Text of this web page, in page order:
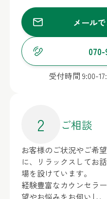
メール
070-
受付時間 9:00-
2 ご相談
お客様のご状況やご希
に、リラックスしてお
場を設けています。
経験豊富なカウンセラ
望やお悩みをお伺いし